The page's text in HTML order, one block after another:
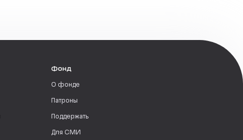
Фонд
О фонде
Патроны
Поддержать
Для СМИ